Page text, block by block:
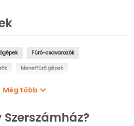
Fúró-csavarozók
Menetfúró gépek
Még több